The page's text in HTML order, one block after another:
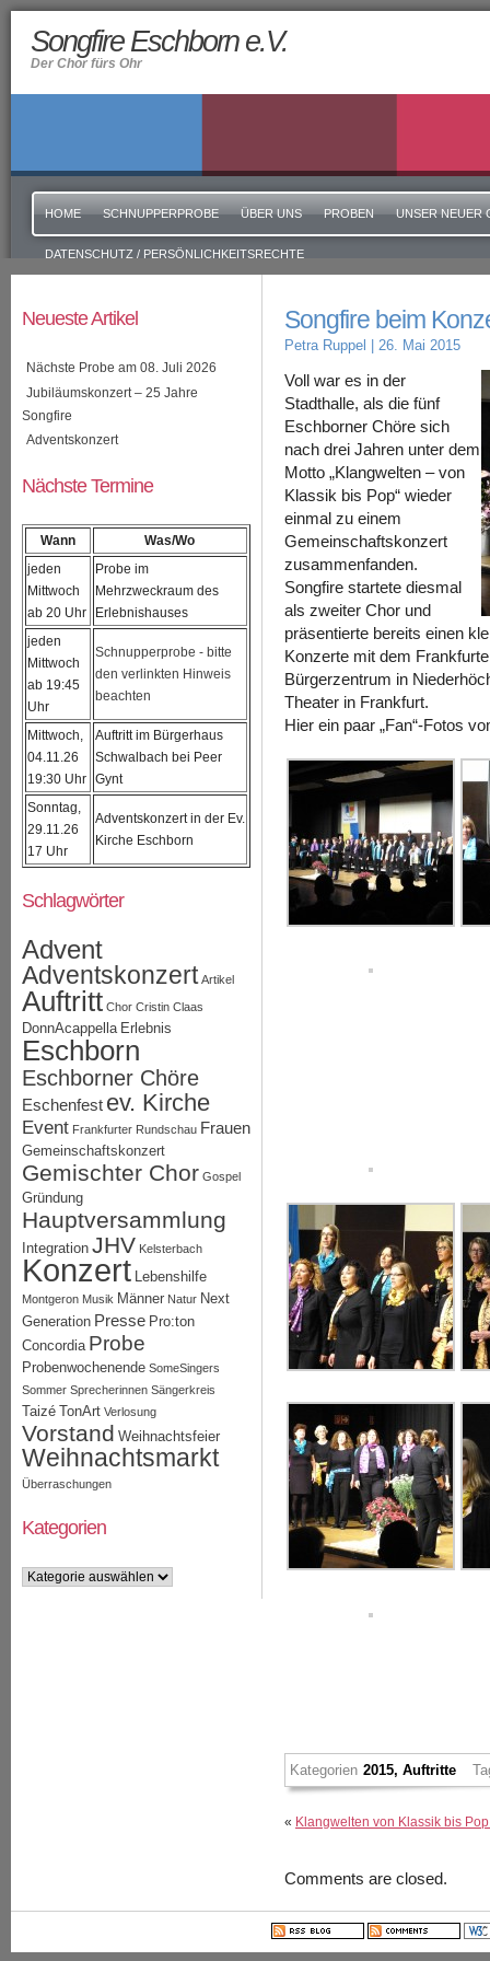
Songfire Eschborn e.V.
Der Chor fürs Ohr
HOME SCHNUPPERPROBE ÜBER UNS PROBEN UNSER NEUER
DATENSCHUTZ / PERSÖNLICHKEITSRECHTE
Songfire beim
Petra Ruppel | 26. Mai 2015
Voll war es in der
Stadthalle, als die fünf
Eschborner Chöre sich
nach drei Jahren unter dem
Motto „Klangwelten – von
Klassik bis Pop“ wieder
einmal zu einem
Gemeinschaftskonzert
zusammenfanden.
Songfire startete diesmal
als zweiter Chor und
präsentierte bereits einen
Konzerte mit dem
Bürgerzentrum in
Theater in Frankfurt.
Hier ein paar „Fan“-Fotos
Kategorien 2015,Auftritte
« Klangwelten von Klassik bis
Comments are closed.
Neueste Artikel
Nächste Probe am 08. Juli 2026
Jubiläumskonzert – 25 Jahre
Songfire
Adventskonzert
Nächste Termine
Wann
Was/Wo
jeden
Mittwoch
ab 20 Uhr
Probe im
Mehrzweckraum des
Erlebnishauses
jeden
Mittwoch
ab 19:45
Uhr
Schnupperprobe - bitte
den verlinkten Hinweis
beachten
Mittwoch,
04.11.26
19:30 Uhr
Auftritt im Bürgerhaus
Schwalbach bei Peer
Gynt
Sonntag,
29.11.26
17 Uhr
Adventskonzert in der Ev.
Kirche Eschborn
Schlagwörter
Advent
Adventskonzert Artikel
Auftritt Chor Cristin Claas
DonnAcappella Erlebnis
Eschborn
Eschborner Chöre
Eschenfest ev. Kirche
Event Frankfurter Rundschau Frauen
Gemeinschaftskonzert
Gemischter Chor Gospel
Gründung
Hauptversammlung
Integration JHV Kelsterbach
Konzert Lebenshilfe
Montgeron Musik Männer Natur Next
Generation Presse Pro:ton
Concordia Probe
Probenwochenende SomeSingers
Sommer Sprecherinnen Sängerkreis
Taizé TonArt Verlosung
Vorstand Weihnachtsfeier
Weihnachtsmarkt
Überraschungen
Kategorien
Kategorien